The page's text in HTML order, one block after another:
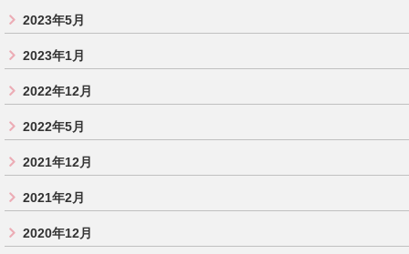
2023年5月
2023年1月
2022年12月
2022年5月
2021年12月
2021年2月
2020年12月